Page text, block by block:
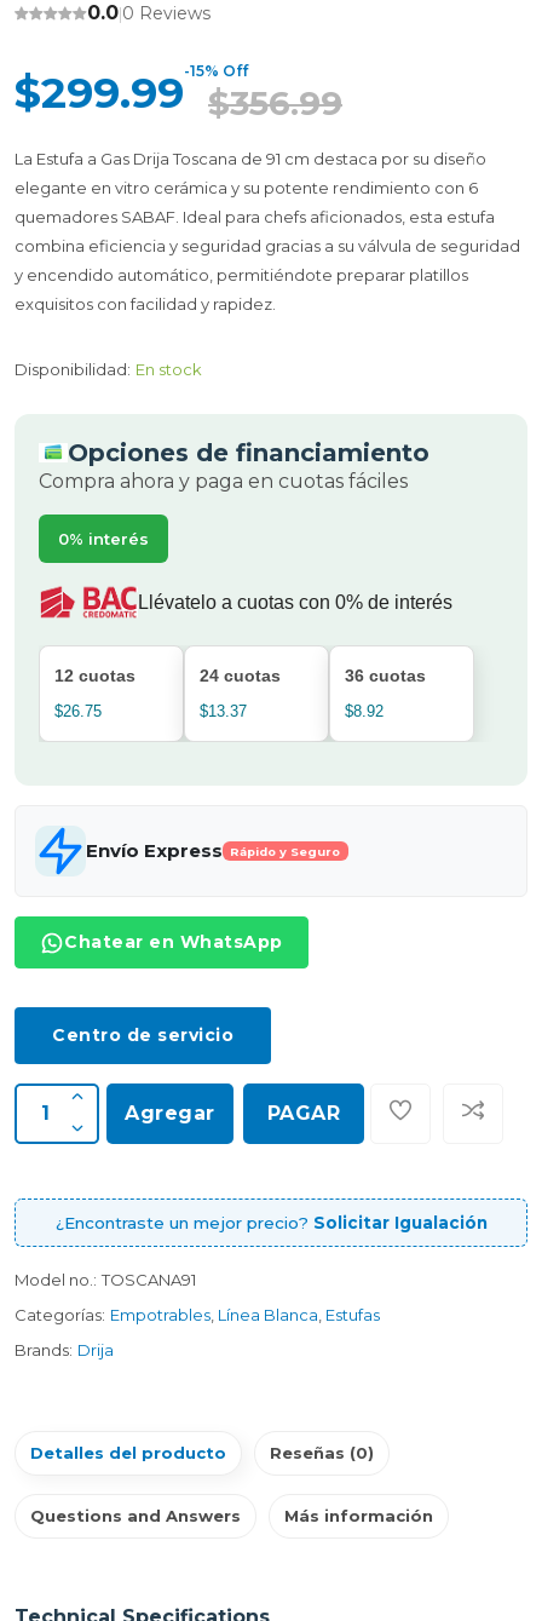
0.0|0 Reviews
$299.99-15% Off
$356.99
La Estufa a Gas Drija Toscana de 91 cm destaca por su diseño
elegante en vitro cerámica y su potente rendimiento con 6
quemadores SABAF. Ideal para chefs aficionados, esta estufa
combina eficiencia y seguridad gracias a su válvula de seguridad
y encendido automático, permitiéndote preparar platillos
exquisitos con facilidad y rapidez.
Disponibilidad: En stock
Opciones de financiamiento
Compra ahora y paga en cuotas fáciles
0% interés
Llévatelo a cuotas con 0% de interés
12 cuotas
$26.75
24 cuotas
$13.37
36 cuotas
$8.92
Envío Express Rápido y Seguro
Chatear en WhatsApp
Centro de servicio
Agregar PAGAR
¿Encontraste un mejor precio? Solicitar Igualación
Model no.: TOSCANA91
Categorías: Empotrables Línea Blanca Estufas
Brands: Drija
Detalles del producto Reseñas (0)
Questions and Answers Más información